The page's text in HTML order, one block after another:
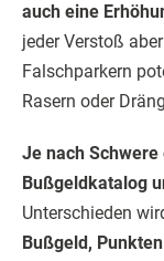
auch eine
jeder Verstoß
Falschparkern
Rasern oder
Je nach
Bußgeldkatalog
Unterschieden
Bußgeld,